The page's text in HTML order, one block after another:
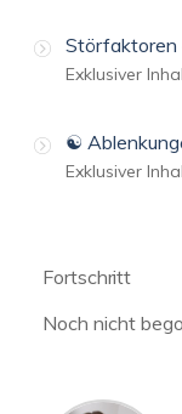
Störfaktoren
Exklusiver
☯️
Exklusiver
Fortschritt
Noch nicht